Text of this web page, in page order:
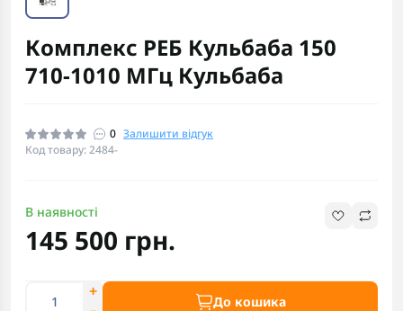
Комплекс РЕБ Кульбаба 150
710-1010 МГц Кульбаба
0 Залишити відгук
Код товару: 2484-
В наявності
145 500 грн.
До кошика